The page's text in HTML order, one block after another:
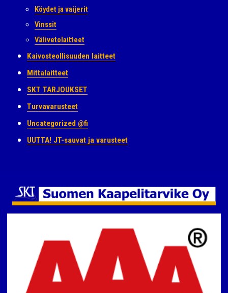
Köydet ja vaijerit
Vinssit
Välivetolaitteet
Kaivosteollisuuden laitteet
Mittalaitteet
SKT TARJOUKSET
Turvavarusteet
Uncategorized @fi
UUTTA! JT-sauvat ja varusteet